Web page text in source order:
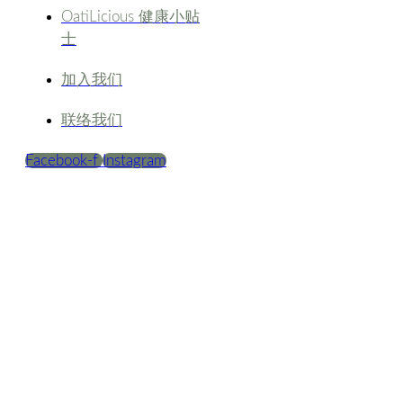
OatiLicious 健康小贴
士
加入我们
联络我们
Facebook-f Instagram